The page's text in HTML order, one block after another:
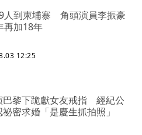
人到柬埔寨 角頭演員李振豪
再加18年
12:25
巴黎下跪獻女友戒指 經紀公
密求婚「是慶生抓拍照」